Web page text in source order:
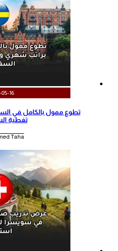
16
تطوع ممول بالكامل في
تغطية
Taha |